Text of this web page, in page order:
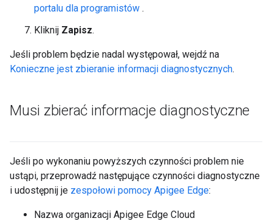
portalu dla programistów .
Kliknij Zapisz.
Jeśli problem będzie nadal występował, wejdź na
Konieczne jest zbieranie informacji diagnostycznych.
Musi zbierać informacje diagnostyczne
Jeśli po wykonaniu powyższych czynności problem nie
ustąpi, przeprowadź następujące czynności diagnostyczne
i udostępnij je zespołowi pomocy Apigee Edge:
Nazwa organizacji Apigee Edge Cloud